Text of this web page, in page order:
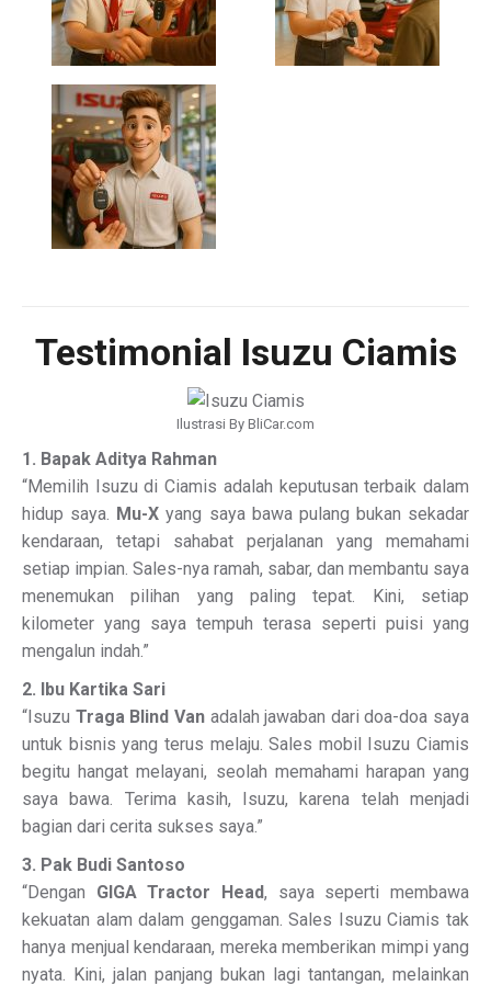
Testimonial Isuzu Ciamis
Ilustrasi By BliCar.com
1. Bapak Aditya Rahman
“Memilih Isuzu di Ciamis adalah keputusan terbaik dalam
hidup saya. Mu-X yang saya bawa pulang bukan sekadar
kendaraan, tetapi sahabat perjalanan yang memahami
setiap impian. Sales-nya ramah, sabar, dan membantu saya
menemukan pilihan yang paling tepat. Kini, setiap
kilometer yang saya tempuh terasa seperti puisi yang
mengalun indah.”
2. Ibu Kartika Sari
“Isuzu Traga Blind Vanadalah jawaban dari doa-doa saya
untuk bisnis yang terus melaju. Sales mobil Isuzu Ciamis
begitu hangat melayani, seolah memahami harapan yang
saya bawa. Terima kasih, Isuzu, karena telah menjadi
bagian dari cerita sukses saya.”
3. Pak Budi Santoso
“Dengan GIGA Tractor Head, saya seperti membawa
kekuatan alam dalam genggaman. Sales Isuzu Ciamis tak
hanya menjual kendaraan, mereka memberikan mimpi yang
nyata. Kini, jalan panjang bukan lagi tantangan, melainkan